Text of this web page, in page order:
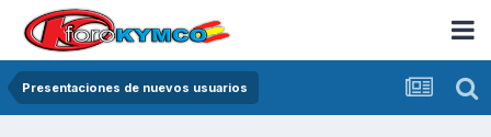
Presentaciones de nuevos usuarios